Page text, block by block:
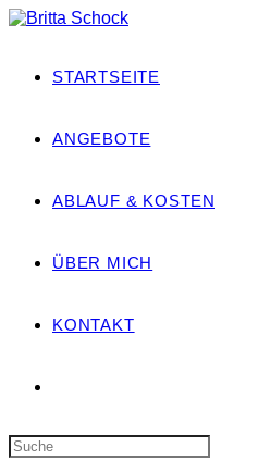
Zum
STARTSEITE
ANGEBOTE
ABLAUF & KOSTEN
ÜBER MICH
KONTAKT
Search
this